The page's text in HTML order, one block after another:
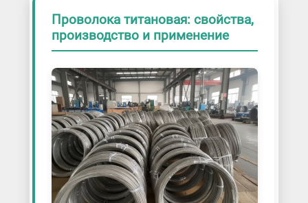
Проволока титановая: свойства,
производство и применение